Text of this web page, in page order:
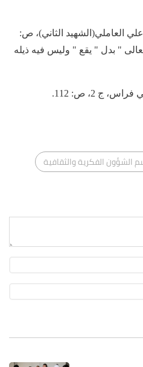
علي العاملي(الشهيد الثاني)، ص:
الله تعالى " بدل " يقع " وليس فيه ذيله
الفكرية والثقافية